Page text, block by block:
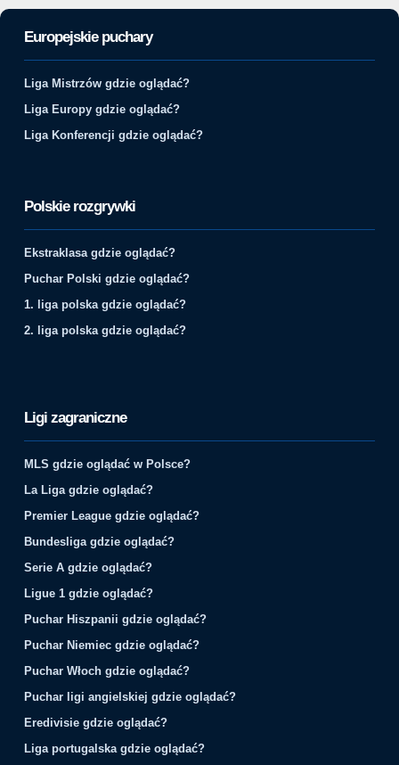
Europejskie puchary
Liga Mistrzów gdzie oglądać?
Liga Europy gdzie oglądać?
Liga Konferencji gdzie oglądać?
Polskie rozgrywki
Ekstraklasa gdzie oglądać?
Puchar Polski gdzie oglądać?
1. liga polska gdzie oglądać?
2. liga polska gdzie oglądać?
Ligi zagraniczne
MLS gdzie oglądać w Polsce?
La Liga gdzie oglądać?
Premier League gdzie oglądać?
Bundesliga gdzie oglądać?
Serie A gdzie oglądać?
Ligue 1 gdzie oglądać?
Puchar Hiszpanii gdzie oglądać?
Puchar Niemiec gdzie oglądać?
Puchar Włoch gdzie oglądać?
Puchar ligi angielskiej gdzie oglądać?
Eredivisie gdzie oglądać?
Liga portugalska gdzie oglądać?